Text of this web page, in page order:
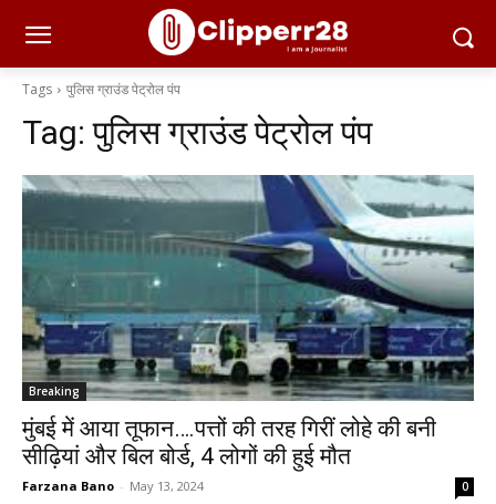
Tags पुलिस ग्राउंड पेट्रोल पंप
Tag:पुलिस ग्राउंड पेट्रोल पंप
Breaking
मुंबई में आया तूफान….पत्तों की तरह गिरीं लोहे की बनी
सीढ़ियां और बिल बोर्ड, 4 लोगों की हुई मौत
Farzana Bano - May 13, 2024 0